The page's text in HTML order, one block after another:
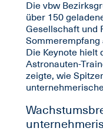
Die vbw
über 150
Gesellschaft und
Sommerempfang
Die Keynote hielt
Astronauten-
zeigte, wie